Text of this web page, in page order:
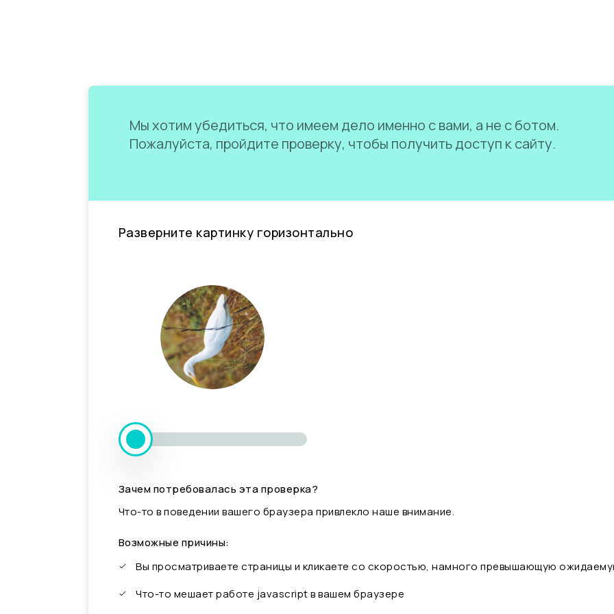
Мы хотим убедиться, что имеем дело именно с вами, а не с ботом.
Пожалуйста, пройдите проверку, чтобы получить доступ к сайту.
Разверните картинку горизонтально
Зачем потребовалась эта проверка?
Что-то в поведении вашего браузера привлекло наше внимание.
Возможные причины:
Вы просматриваете страницы и кликаете со скоростью, намного превышающую
Что-то мешает работе javascript в вашем браузере